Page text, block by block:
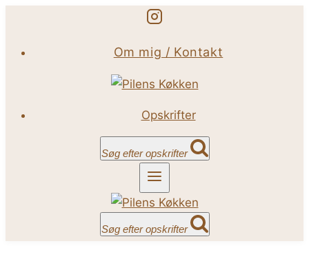
indhold
Om mig / Kontakt
Opskrifter
Søg efter opskrifter
Søg efter opskrifter